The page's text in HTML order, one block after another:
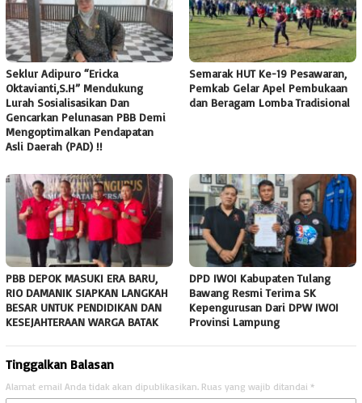
Seklur Adipuro “Ericka
Oktavianti,S.H” Mendukung
Lurah Sosialisasikan Dan
Gencarkan Pelunasan PBB Demi
Mengoptimalkan Pendapatan
Asli Daerah (PAD) !!
Semarak HUT Ke-19 Pesawaran,
Pemkab Gelar Apel Pembukaan
dan Beragam Lomba Tradisional
PBB DEPOK MASUKI ERA BARU,
RIO DAMANIK SIAPKAN LANGKAH
BESAR UNTUK PENDIDIKAN DAN
KESEJAHTERAAN WARGA BATAK
DPD IWOI Kabupaten Tulang
Bawang Resmi Terima SK
Kepengurusan Dari DPW IWOI
Provinsi Lampung ‎
Tinggalkan Balasan
Alamat email Anda tidak akan dipublikasikan. Ruas yang wajib ditandai *